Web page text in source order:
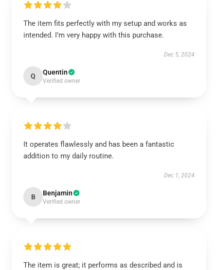
The item fits perfectly with my setup and works as
intended. I’m very happy with this purchase.
Dec 5, 2024
Q Quentin
Verified owner
It operates flawlessly and has been a fantastic
addition to my daily routine.
Dec 1, 2024
B Benjamin
Verified owner
The item is great; it performs as described and is